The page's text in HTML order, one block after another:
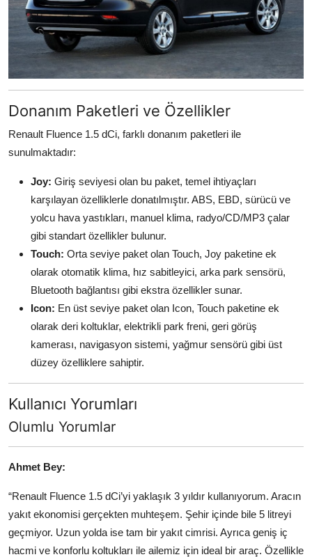
Donanım Paketleri ve Özellikler
Renault Fluence 1.5 dCi, farklı donanım paketleri ile
sunulmaktadır:
Joy: Giriş seviyesi olan bu paket, temel ihtiyaçları
karşılayan özelliklerle donatılmıştır. ABS, EBD, sürücü ve
yolcu hava yastıkları, manuel klima, radyo/CD/MP3 çalar
gibi standart özellikler bulunur.
Touch: Orta seviye paket olan Touch, Joy paketine ek
olarak otomatik klima, hız sabitleyici, arka park sensörü,
Bluetooth bağlantısı gibi ekstra özellikler sunar.
Icon: En üst seviye paket olan Icon, Touch paketine ek
olarak deri koltuklar, elektrikli park freni, geri görüş
kamerası, navigasyon sistemi, yağmur sensörü gibi üst
düzey özelliklere sahiptir.
Kullanıcı Yorumları
Olumlu Yorumlar
Ahmet Bey:
“Renault Fluence 1.5 dCi’yi yaklaşık 3 yıldır kullanıyorum. Aracın
yakıt ekonomisi gerçekten muhteşem. Şehir içinde bile 5 litreyi
geçmiyor. Uzun yolda ise tam bir yakıt cimrisi. Ayrıca geniş iç
hacmi ve konforlu koltukları ile ailemiz için ideal bir araç. Özellikle